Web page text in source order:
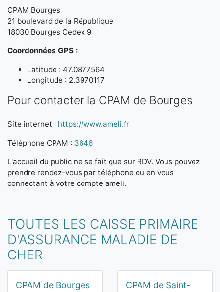
CPAM Bourges
21 boulevard de la République
18030 Bourges Cedex 9
Coordonnées GPS :
Latitude : 47.0877564
Longitude : 2.3970117
Pour contacter la CPAM de Bourges
Site internet : https://www.ameli.fr
Téléphone CPAM : 3646
L'accueil du public ne se fait que sur RDV. Vous pouvez
prendre rendez-vous par téléphone ou en vous
connectant à votre compte ameli.
TOUTES LES CAISSE PRIMAIRE
D'ASSURANCE MALADIE DE
CHER
CPAM de Bourges
CPAM de Saint-